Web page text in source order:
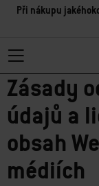
Při nákupu
Zásady
údajů a
obsah
médiích